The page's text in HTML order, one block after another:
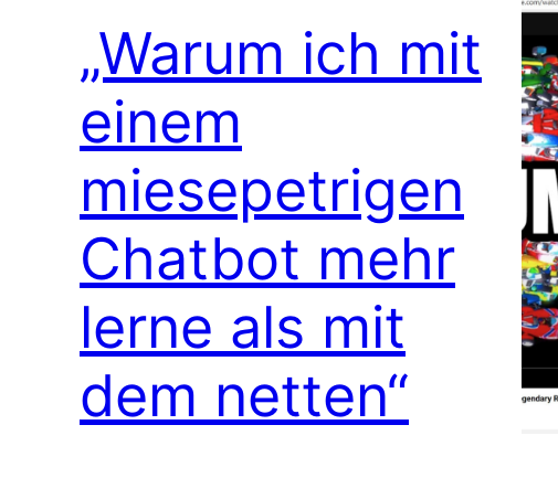
„Warum ich mit
einem
miesepetrigen
Chatbot mehr
lerne als mit
dem netten“